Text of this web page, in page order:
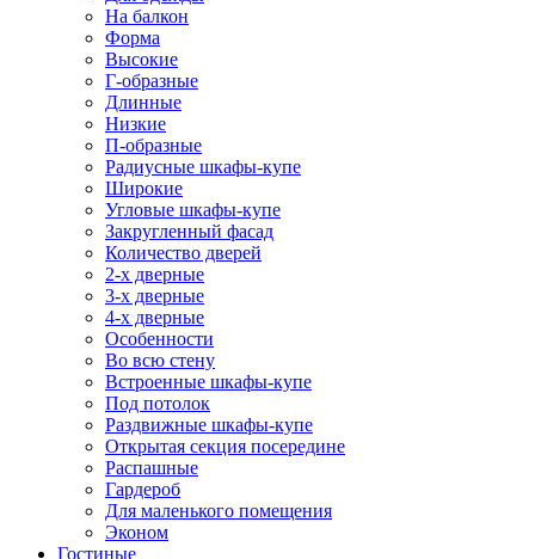
На балкон
Форма
Высокие
Г-образные
Длинные
Низкие
П-образные
Радиусные шкафы-купе
Широкие
Угловые шкафы-купе
Закругленный фасад
Количество дверей
2-х дверные
3-х дверные
4-х дверные
Особенности
Во всю стену
Встроенные шкафы-купе
Под потолок
Раздвижные шкафы-купе
Открытая секция посередине
Распашные
Гардероб
Для маленького помещения
Эконом
Гостиные